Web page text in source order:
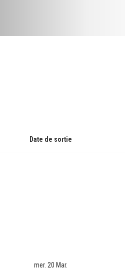
Date de sortie
mer. 20 Mar.